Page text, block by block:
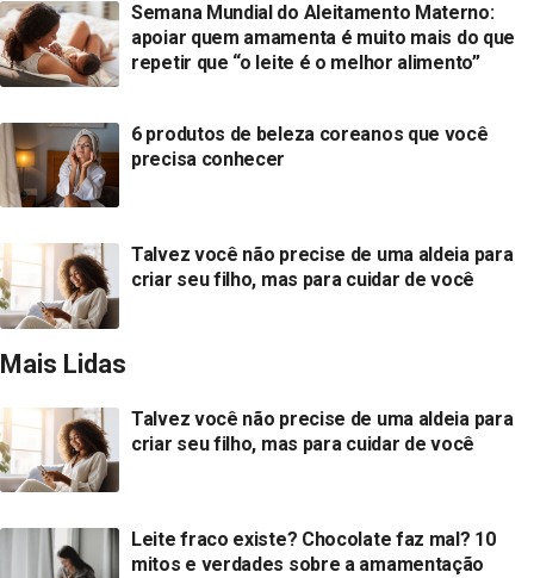
Semana Mundial do Aleitamento Materno:
apoiar quem amamenta é muito mais do que
repetir que “o leite é o melhor alimento”
6 produtos de beleza coreanos que você
precisa conhecer
Talvez você não precise de uma aldeia para
criar seu filho, mas para cuidar de você
Mais Lidas
Talvez você não precise de uma aldeia para
criar seu filho, mas para cuidar de você
Leite fraco existe? Chocolate faz mal? 10
mitos e verdades sobre a amamentação